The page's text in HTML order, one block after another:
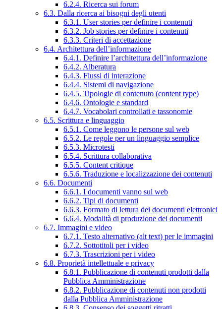
6.2.4. Ricerca sui forum
6.3. Dalla ricerca ai bisogni degli utenti
6.3.1. User stories per definire i contenuti
6.3.2. Job stories per definire i contenuti
6.3.3. Criteri di accettazione
6.4. Architettura dell’informazione
6.4.1. Definire l’architettura dell’informazione
6.4.2. Alberatura
6.4.3. Flussi di interazione
6.4.4. Sistemi di navigazione
6.4.5. Tipologie di contenuto (content type)
6.4.6. Ontologie e standard
6.4.7. Vocabolari controllati e tassonomie
6.5. Scrittura e linguaggio
6.5.1. Come leggono le persone sul web
6.5.2. Le regole per un linguaggio semplice
6.5.3. Microtesti
6.5.4. Scrittura collaborativa
6.5.5. Content critique
6.5.6. Traduzione e localizzazione dei contenuti
6.6. Documenti
6.6.1. I documenti vanno sul web
6.6.2. Tipi di documenti
6.6.3. Formato di lettura dei documenti elettronici
6.6.4. Modalità di produzione dei documenti
6.7. Immagini e video
6.7.1. Testo alternativo (alt text) per le immagini
6.7.2. Sottotitoli per i video
6.7.3. Trascrizioni per i video
6.8. Proprietà intellettuale e privacy
6.8.1. Pubblicazione di contenuti prodotti dalla
Pubblica Amministrazione
6.8.2. Pubblicazione di contenuti non prodotti
dalla Pubblica Amministrazione